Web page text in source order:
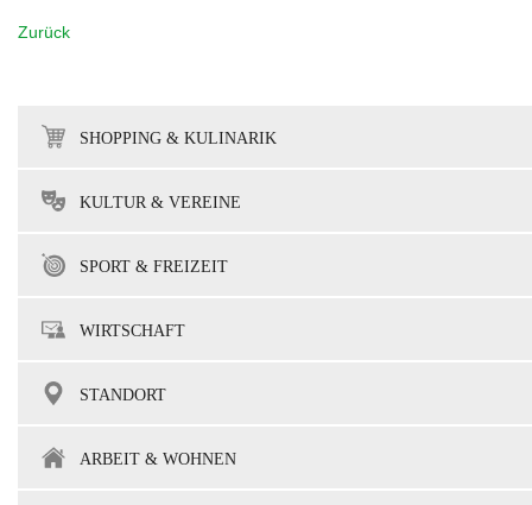
Zurück
SHOPPING & KULINARIK
KULTUR & VEREINE
SPORT & FREIZEIT
WIRTSCHAFT
STANDORT
ARBEIT & WOHNEN